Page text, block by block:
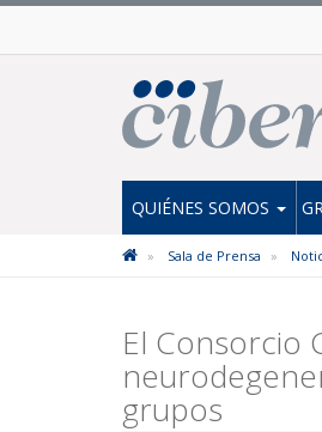
QUIÉNES SOMOS
Sala de Prensa
El Consorcio
grupos